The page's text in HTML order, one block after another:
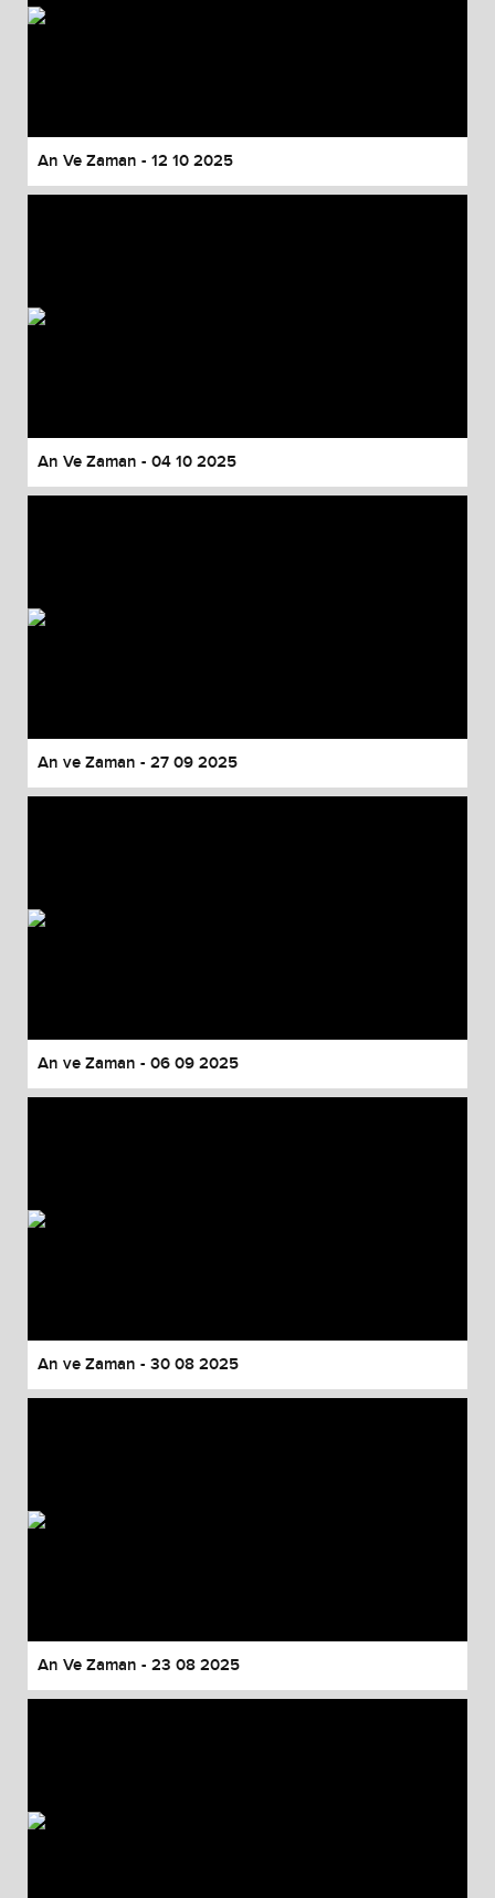
An Ve Zaman - 12 10 2025
An Ve Zaman - 04 10 2025
An ve Zaman - 27 09 2025
An ve Zaman - 06 09 2025
An ve Zaman - 30 08 2025
An Ve Zaman - 23 08 2025